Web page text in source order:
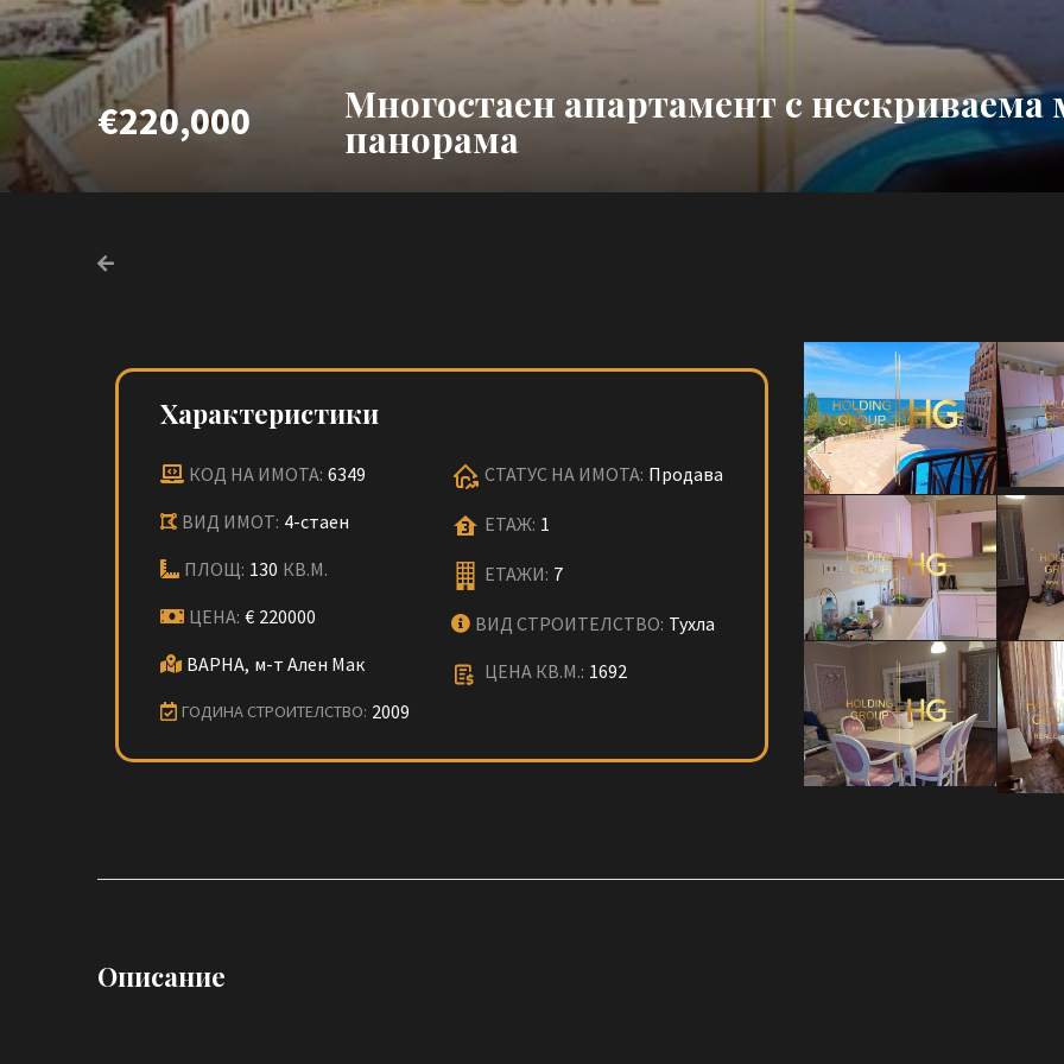
€220,000 Многостаен апартамент с нескриваема
панорама
Характеристики
КОД НА ИМОТА: 6349
ВИД ИМОТ: 4-стаен
ПЛОЩ: 130 КВ.М.
ЦЕНА: € 220000
ВАРНА, м-т Ален Мак
ГОДИНА СТРОИТЕЛСТВО: 2009
СТАТУС НА ИМОТА: Продава
ЕТАЖ: 1
ЕТАЖИ: 7
ВИД СТРОИТЕЛСТВО: Тухла
ЦЕНА КВ.М.: 1692
Описание